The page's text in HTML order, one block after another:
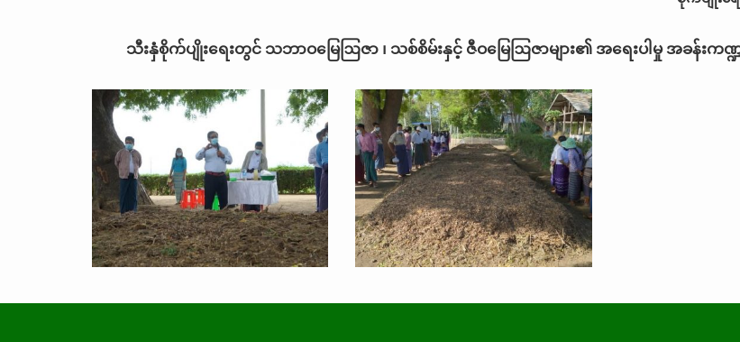
သီးနှံစိုက်ပျိုးရေးတွင် သဘာဝမြေဩဇာ ၊ သစ်စိမ်းနှင့် ဇီဝမြေဩဇာများ၏ အရေးပါမှု အခန်းကဏ္ဍ